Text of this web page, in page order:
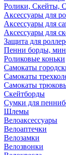
Ролики, Скейты,
Аксессуары для
Аксессуары для
Аксессуары для
Защита для
Пенни борды,
Роликовые коньки
Самокаты
Самокаты
Самокаты
Скейтборды
Сумки для
Шлемы
Велоаксессуары
Велоаптечки
Велозамки
Велозвонки